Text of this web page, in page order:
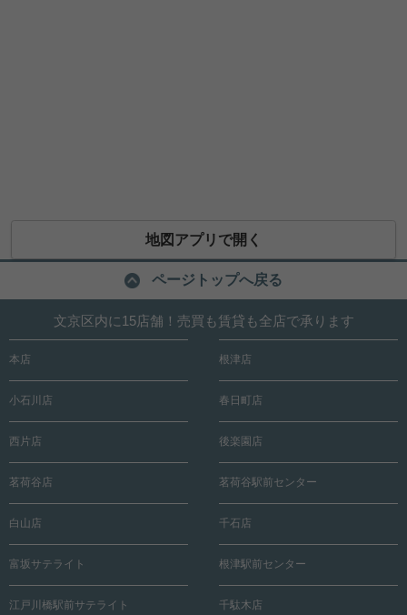
地図アプリで開く
ページトップへ戻る
文京区内に15店舗！売買も賃貸も全店で承ります
本店 根津店
小石川店 春日町店
西片店 後楽園店
茗荷谷店 茗荷谷駅前センター
白山店 千石店
富坂サテライト 根津駅前センター
江戸川橋駅前サテライト 千駄木店